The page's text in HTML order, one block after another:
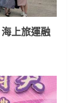
上旅運融